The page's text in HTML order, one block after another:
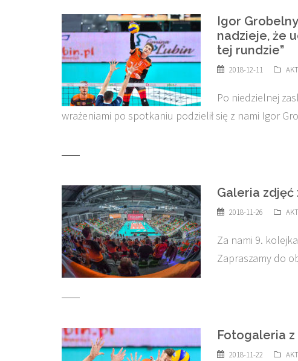
Igor
nadzieje, że
tej rundzie”
2018-12-11
Po niedzielnej
wrażeniami po spotkaniu podzielił się z nami Igor
Galeria zdjęć
2018-11-26
Za nami 9.
Zapraszamy do
Fotogaleria z
2018-11-22